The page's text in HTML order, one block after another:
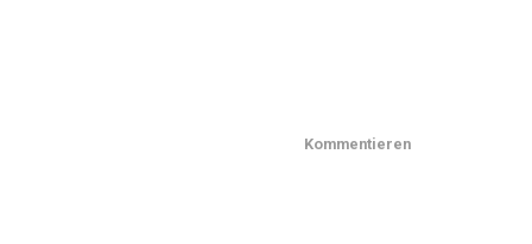
Kommentieren